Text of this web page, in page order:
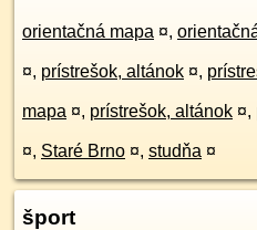
orientačná mapa ¤,
¤, prístrešok, altánok ¤,
mapa ¤, prístrešok, altánok ¤,
¤, Staré Brno ¤, studňa ¤
šport